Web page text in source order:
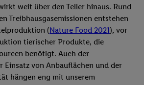
weit über den Teller hinaus. Rund
Treibhausgasemissionen entstehen
(Nature Food 2021), vor
tierischer Produkte, die
benötigt. Auch der
Einsatz von Anbauflächen und der
hängen eng mit unserem